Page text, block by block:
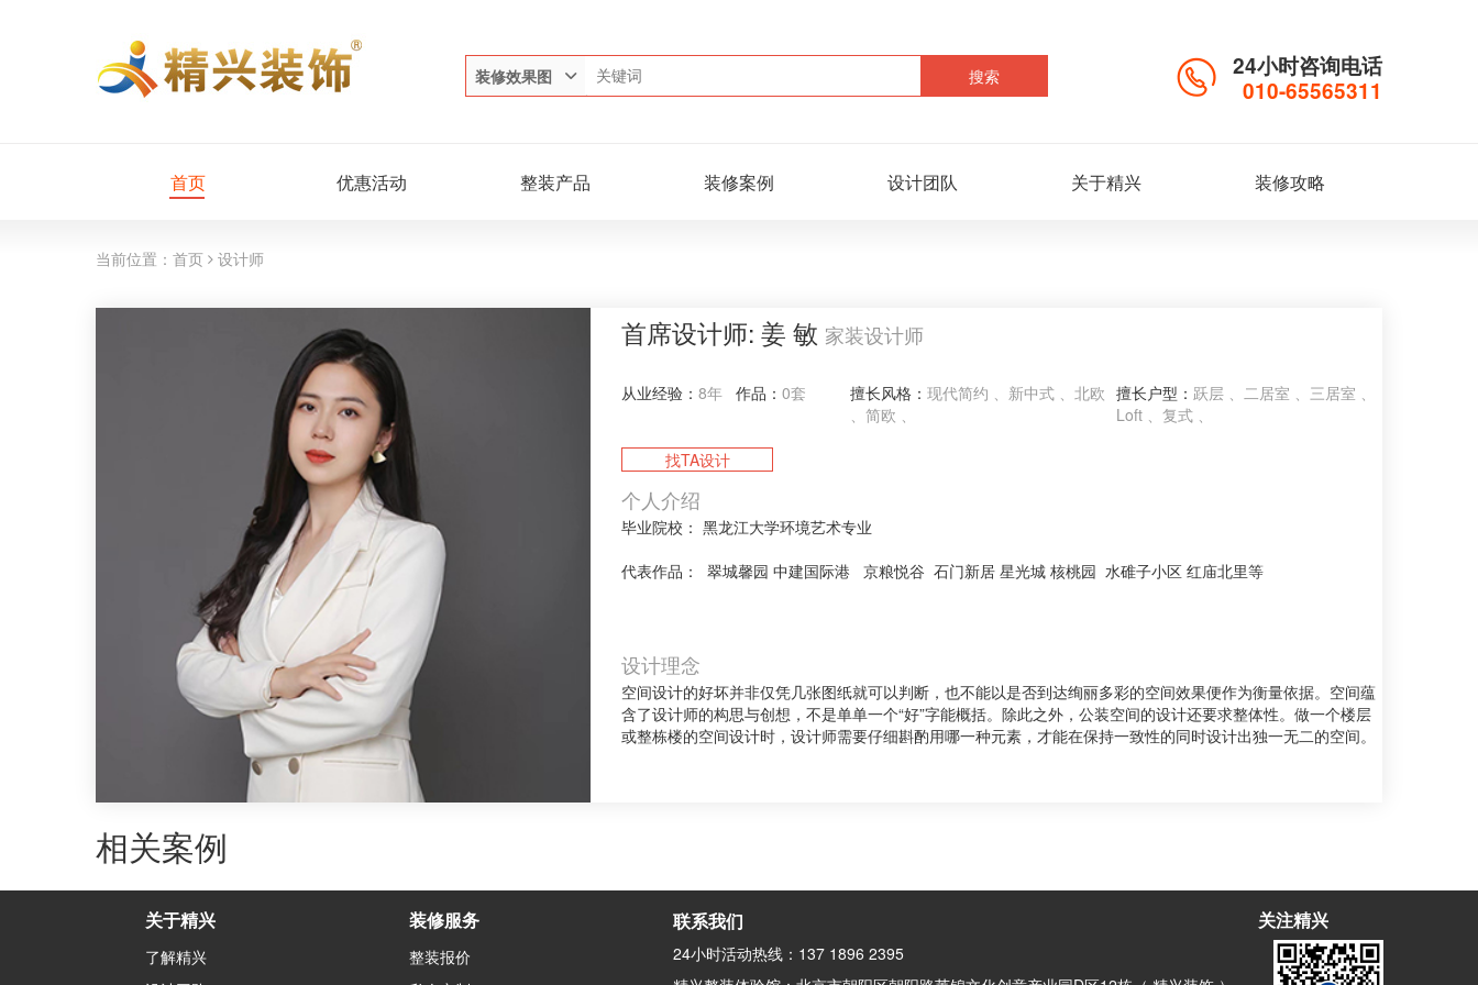
装修效果图 搜索
24小时咨询电话
010-65565311
首页 优惠活动 整装产品 装修案例 设计团队 关于精兴 装修攻略
当前位置： 首页 设计师
首席设计师: 姜 敏 家装设计师
从业经验： 8年 作品： 0套 擅长风格： 现代简约 、新中式 、北欧
、简欧 、
擅长户型： 跃层 、二居室 、三居室 、
Loft 、复式 、
找TA设计
个人介绍
毕业院校： 黑龙江大学环境艺术专业
代表作品： 翠城馨园 中建国际港 京粮悦谷 石门新居 星光城 核桃园 水碓子小区 红庙北里等
设计理念
空间设计的好坏并非仅凭几张图纸就可以判断，也不能以是否到达绚丽多彩的空间效果便作为衡量依据。空间蕴
含了设计师的构思与创想，不是单单一个“好”字能概括。除此之外，公装空间的设计还要求整体性。做一个楼层
或整栋楼的空间设计时，设计师需要仔细斟酌用哪一种元素，才能在保持一致性的同时设计出独一无二的空间。
相关案例
关于精兴
了解精兴
装修服务
整装报价
联系我们
24小时活动热线：137 1896 2395
关注精兴